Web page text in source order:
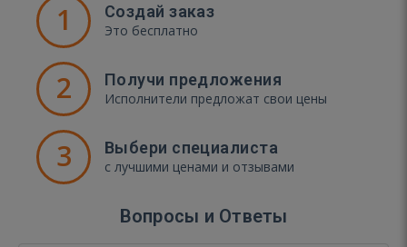
1 Создай заказ
Это бесплатно
2 Получи предложения
Исполнители предложат свои цены
3 Выбери специалиста
с лучшими ценами и отзывами
Вопросы и Ответы